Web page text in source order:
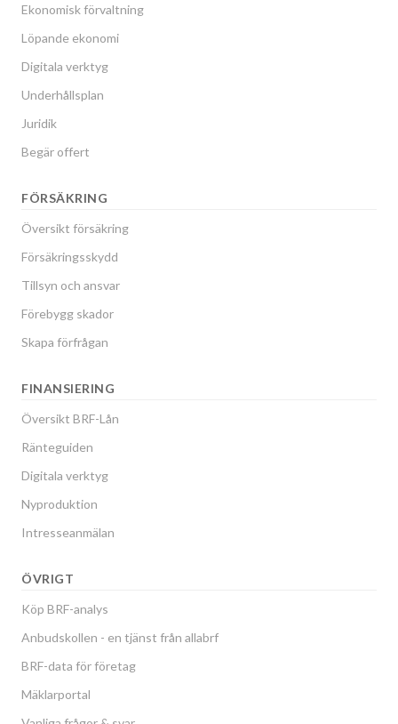
Ekonomisk förvaltning
Löpande ekonomi
Digitala verktyg
Underhållsplan
Juridik
Begär offert
FÖRSÄKRING
Översikt försäkring
Försäkringsskydd
Tillsyn och ansvar
Förebygg skador
Skapa förfrågan
FINANSIERING
Översikt BRF-Lån
Ränteguiden
Digitala verktyg
Nyproduktion
Intresseanmälan
ÖVRIGT
Köp BRF-analys
Anbudskollen - en tjänst från allabrf
BRF-data för företag
Mäklarportal